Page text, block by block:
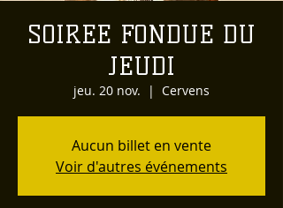
SOIREE FONDUE DU
JEUDI
jeu. 20 nov.
  |
Cervens
Aucun billet en vente
Voir d'autres événements